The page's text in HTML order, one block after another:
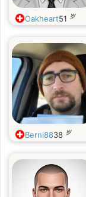
Oakheart51 岁
Berni8838 岁